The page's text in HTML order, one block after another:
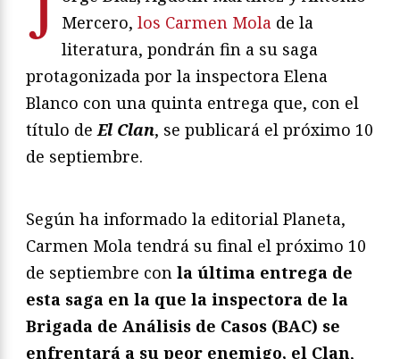
Mercero, los Carmen Mola de la
literatura, pondrán fin a su saga
protagonizada por la inspectora Elena
Blanco con una quinta entrega que, con el
título deEl Clan, se publicará el próximo 10
de septiembre.
Según ha informado la editorial Planeta,
Carmen Mola tendrá su final el próximo 10
de septiembre con la última entrega de
esta saga en la que la inspectora de la
Brigada de Análisis de Casos (BAC) se
enfrentará a su peor enemigo, el Clan,